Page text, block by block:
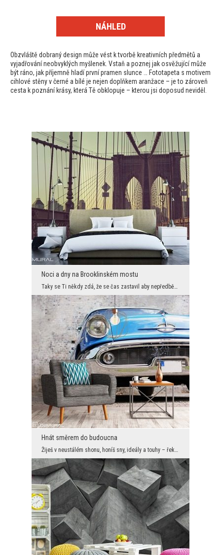
NÁHLED
Obzvláště dobraný design může vést k tvorbě kreativních předmětů a
vyjadřování neobvyklých myšlenek. Vstaň a poznej jak osvěžující může
být ráno, jak příjemně hladí první pramen slunce … Fototapeta s motivem
cihlové stěny v černé a bílé je nejen doplňkem aranžace – je to zároveň
cesta k poznání krásy, která Tě obklopuje – kterou jsi doposud neviděl.
Noci a dny na Brooklinském mostu
Taky se Ti někdy zdá, že se čas zastavil aby nepředběhl Tebe a Tvé myšlenky? Fototapeta s motivem...
Hnát směrem do budoucna
Žiješ v neustálém shonu, honíš sny, ideály a touhy – řekni dost a zastav se na chvilku aby se na ...